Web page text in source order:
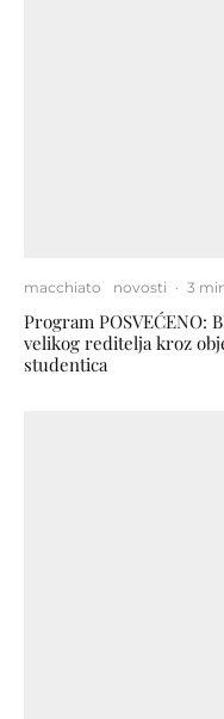
macchiato novosti · 3
Program POSVEĆENO:
velikog reditelja kroz
studentica